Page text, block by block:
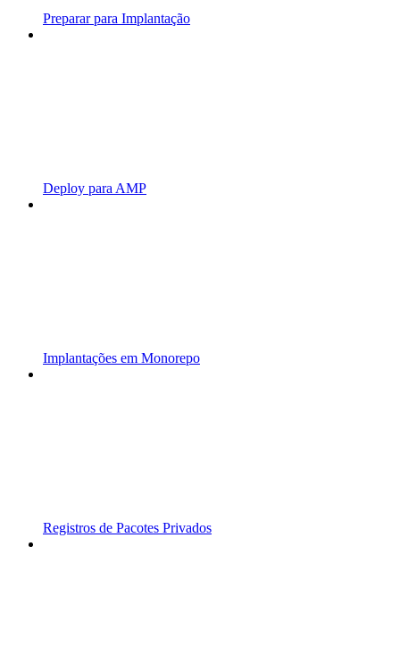
Preparar para Implantação
Deploy para AMP
Implantações em Monorepo
Registros de Pacotes Privados